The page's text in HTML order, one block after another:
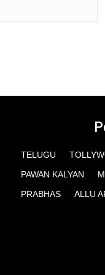
TELUGU
PAWAN KALYAN
PRABHAS
ALLU